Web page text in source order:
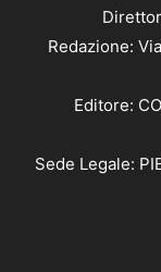
Redazione:
Editore:
Sede Legale: